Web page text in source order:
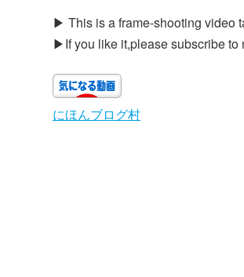
▶︎ This is a frame-shooting video
▶︎If you like it,please subscribe to
にほんブログ村